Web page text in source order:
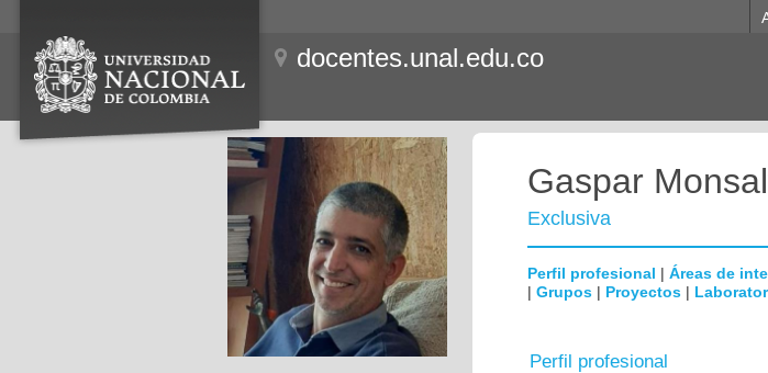
docentes.unal.edu.co
Gaspar
Exclusiva
Perfil profesional | Áreas de
| Grupos | Proyectos |
Perfil profesional